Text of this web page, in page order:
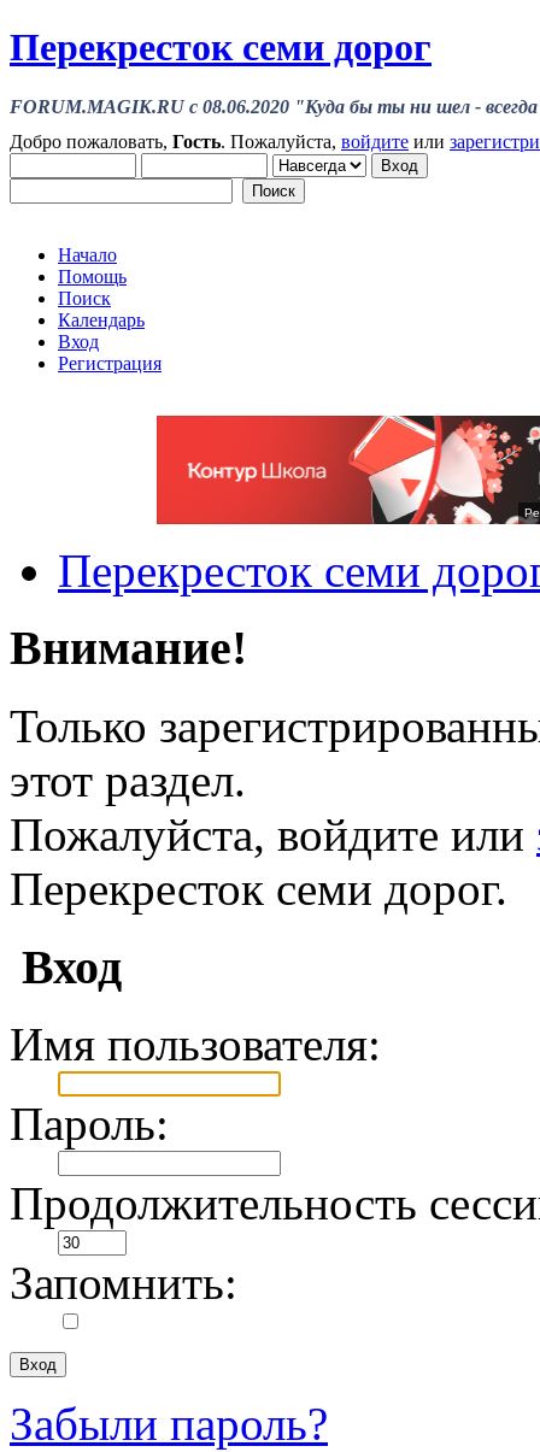
Перекресток семи дорог
FORUM.MAGIK.RU c 08.06.2020 "Куда бы ты ни шел - всегда
Добро пожаловать, Гость. Пожалуйста, войдите или
Начало
Помощь
Поиск
Календарь
Вход
Регистрация
Перекресток семи
Внимание!
Только
этот раздел.
Пожалуйста, войдите или
Перекресток семи дорог.
Вход
Имя пользователя:
Пароль:
Продолжительность
Запомнить:
Забыли пароль?